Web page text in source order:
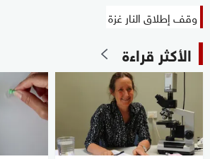
وقف إطلاق النار غزة
الأكثر قراءة